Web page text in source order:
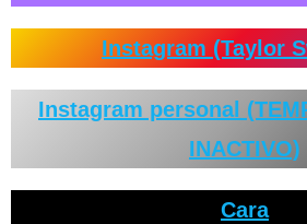
Instagram (Taylor
Instagram personal
INACTIVO)
Cara